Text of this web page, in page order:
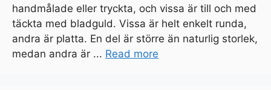
handmålade eller tryckta, och vissa är till och med
täckta med bladguld. Vissa är helt enkelt runda,
andra är platta. En del är större än naturlig storlek,
medan andra är ... Read more